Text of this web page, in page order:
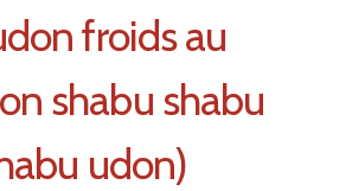
froids au
shabu shabu
udon)